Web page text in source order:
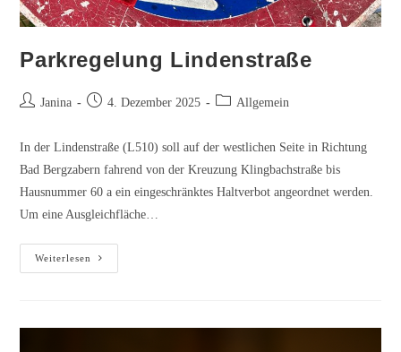
Parkregelung Lindenstraße
Beitrags-
Janina
Beitrag4. Dezember 2025
Beitrags-Allgemein
In der Lindenstraße (L510) soll auf der westlichen Seite in Richtung
Bad Bergzabern fahrend von der Kreuzung Klingbachstraße bis
Hausnummer 60 a ein eingeschränktes Haltverbot angeordnet werden.
Um eine Ausgleichfläche…
Weiterlesen
Lindenstraße